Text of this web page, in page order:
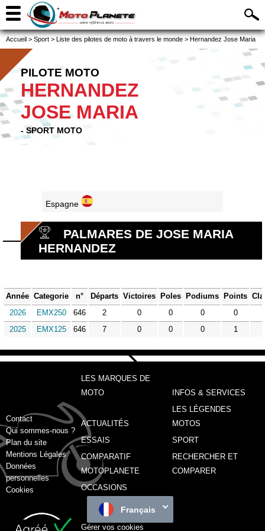
Accueil > Sport > Liste des pilotes de moto à travers le monde > Hernandez Jose Maria
PILOTE MOTO
HERNANDEZ
JOSE MARIA
- SPORT MOTO
Espagne
PALMARES DE JOSE MARIA
HERNANDEZ
Année Categorie n° Départs Victoires Poles Podiums Points
2026
EMX250 646 2 0 0 0
0
2025
EMX125 646 7 0 0 0 1
Contact
Qui sommes-nous ?
Plan du site
Mentions Légales
Données
personnelles
Cookies
LES MARQUES DE
MOTO
INFOS & SERVICES
ACTUALITÉS
LES LÉGENDES
MOTOS
ESSAIS
SPORT
COMPARATIF
MOTOPLANETE
RECHERCHER ET
COMPARER
OCCASIONS
Français
Gérer vos cookies